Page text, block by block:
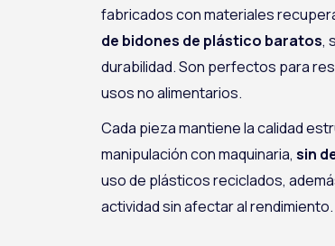
fabricados con materiales
de bidones de plástico baratos,
durabilidad. Son perfectos para
usos no alimentarios.
Cada pieza mantiene la calidad
manipulación con maquinaria, sin
uso de plásticos reciclados,
actividad sin afectar al rendimiento.